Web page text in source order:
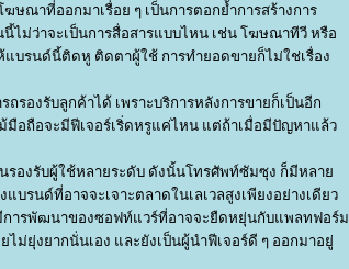
ณาที่ออกมาเรื่อย ๆ เป็นการตอกย้ำการสร้างการ
นี้ไม่ว่าจะเป็นการสื่อสารแบบไหน เช่น โฆษณาทีวี หรือ
แบรนด์นี้ติดหู ติดตาผู้ใช้ การทำยอดขายก็ไม่ใช่เรื่อง
รองรับลูกค้าได้ เพราะบริการหลังการขายก็เป็นอีก
มือถือจะมีฟีเจอร์เริ่ดหรูแค่ไหน แต่ถ้าเมื่อมีปัญหาแล้ว
รองรับผู้ใช้หลายระดับ ดังนั้นโทรศัพท์ซัมซุง ก็มีหลา
บรนด์ที่อาจจะเจาะตลาดในเลเวลสูงเพียงอย่างเดียว
ารพัฒนาของซอฟท์แวร์ที่อาจจะยืดหยุ่นกับแพลทฟอร์ม
ม่ยุ่งยากนั่นเอง และยังเป็นผู้นำฟีเจอร์ดี ๆ ออกมาอยู่